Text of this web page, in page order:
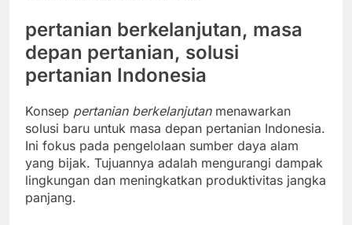
pertanian berkelanjutan, masa
depan pertanian, solusi
pertanian Indonesia
Konsep pertanian berkelanjutanmenawarkan
solusi baru untuk masa depan pertanian Indonesia.
Ini fokus pada pengelolaan sumber daya alam
yang bijak. Tujuannya adalah mengurangi dampak
lingkungan dan meningkatkan produktivitas jangka
panjang.